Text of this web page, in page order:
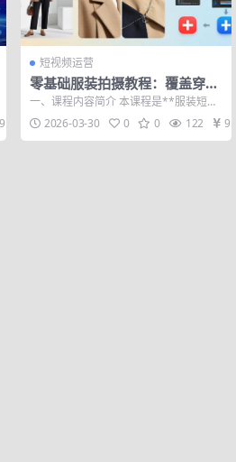
9.9
短视频运营
零基础服装拍摄教程：覆盖穿搭
展示、细节拍摄、剪辑发布，拍
好一条顶盲目发十条
一、课程内容简介 本课程是**服装短视
频拍摄实战技巧课**，聚焦零基础可落
地的拍...
2026-03-30 0 0 122 9.9